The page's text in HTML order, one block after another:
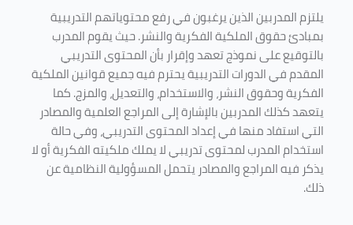
يلتزم المدربين الذين يرغبون في رفع محتوياتهم التدريبية
بمبادئ حقوق الملكية الفكرية والنشر. حيث يقوم المدرب
بالتوقيع على نموذج تعهد وإقرار بأن المحتوى التدريبي
المقدم في الدورات التدريبية يحترم فيه جميع قوانين الملكية
الفكرية وحقوق النشر، والاستخدام، والتعديل، والمزج. كما
يتعهد كذلك المدربين بالإشارة إلى المراجع العلمية والمصادر
التي استفاد منها في إعداد المحتوى التدريبي، وفي حالة
استخدام المدرب لمحتوى تدريبي لا يملك ملكيته الفكرية أو لا
يذكر فيه المراجع والمصادر يتحمل المسؤولية النظامية عن
ذلك.